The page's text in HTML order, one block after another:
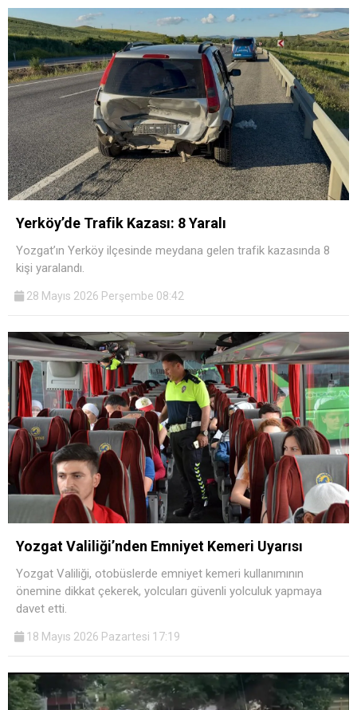
Yerköy’de Trafik Kazası: 8 Yaralı
Yozgat’ın Yerköy ilçesinde meydana gelen trafik kazasında 8
kişi yaralandı.
28 Mayıs 2026 Perşembe 08:42
Yozgat Valiliği’nden Emniyet Kemeri Uyarısı
Yozgat Valiliği, otobüslerde emniyet kemeri kullanımının
önemine dikkat çekerek, yolcuları güvenli yolculuk yapmaya
davet etti.
18 Mayıs 2026 Pazartesi 17:19